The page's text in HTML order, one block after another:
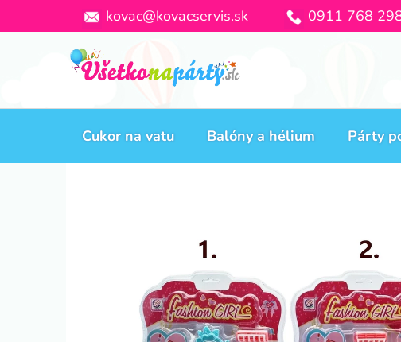
kovac@kovacservis.sk 0911 768
Cukor na vatu Balóny a hélium Párty